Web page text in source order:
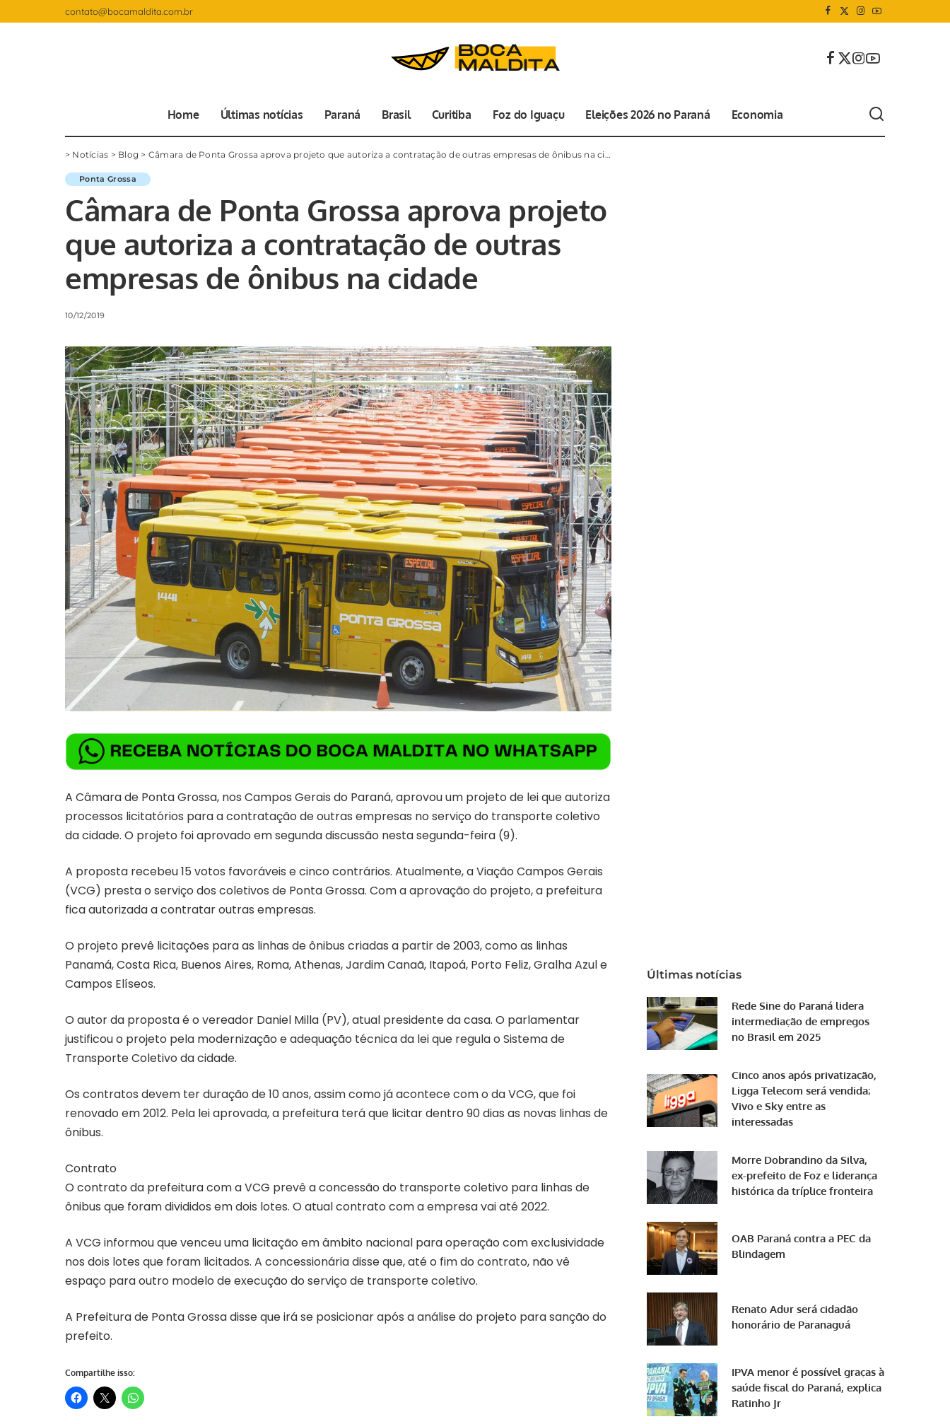
contato@bocamaldita.com.br
Home Últimas notícias Paraná Brasil Curitiba Foz do Iguaçu Eleições 2026 no Paraná Economia
> Notícias > Blog > Câmara de Ponta Grossa aprova projeto que autoriza a contratação de outras empresas de ônibus na cidade
Ponta Grossa
Câmara de Ponta Grossa aprova projeto
que autoriza a contratação de outras
empresas de ônibus na cidade
10/12/2019
A Câmara de Ponta Grossa, nos Campos Gerais do Paraná, aprovou um projeto de lei que autoriza
processos licitatórios para a contratação de outras empresas no serviço do transporte coletivo
da cidade. O projeto foi aprovado em segunda discussão nesta segunda-feira (9).
A proposta recebeu 15 votos favoráveis e cinco contrários. Atualmente, a Viação Campos Gerais
(VCG) presta o serviço dos coletivos de Ponta Grossa. Com a aprovação do projeto, a prefeitura
fica autorizada a contratar outras empresas.
O projeto prevê licitações para as linhas de ônibus criadas a partir de 2003, como as linhas
Panamá, Costa Rica, Buenos Aires, Roma, Athenas, Jardim Canaã, Itapoá, Porto Feliz, Gralha Azul e
Campos Elíseos.
O autor da proposta é o vereador Daniel Milla (PV), atual presidente da casa. O parlamentar
justificou o projeto pela modernização e adequação técnica da lei que regula o Sistema de
Transporte Coletivo da cidade.
Os contratos devem ter duração de 10 anos, assim como já acontece com o da VCG, que foi
renovado em 2012. Pela lei aprovada, a prefeitura terá que licitar dentro 90 dias as novas linhas de
ônibus.
Contrato
O contrato da prefeitura com a VCG prevê a concessão do transporte coletivo para linhas de
ônibus que foram divididos em dois lotes. O atual contrato com a empresa vai até 2022.
A VCG informou que venceu uma licitação em âmbito nacional para operação com exclusividade
nos dois lotes que foram licitados. A concessionária disse que, até o fim do contrato, não vê
espaço para outro modelo de execução do serviço de transporte coletivo.
A Prefeitura de Ponta Grossa disse que irá se posicionar após a análise do projeto para sanção do
prefeito.
Compartilhe isso:
Últimas notícias
Rede Sine do Paraná lidera
intermediação de empregos
no Brasil em 2025
Cinco anos após privatização,
Ligga Telecom será vendida;
Vivo e Sky entre as
interessadas
Morre Dobrandino da Silva,
ex-prefeito de Foz e liderança
histórica da tríplice fronteira
OAB Paraná contra a PEC da
Blindagem
Renato Adur será cidadão
honorário de Paranaguá
IPVA menor é possível graças à
saúde fiscal do Paraná, explica
Ratinho Jr